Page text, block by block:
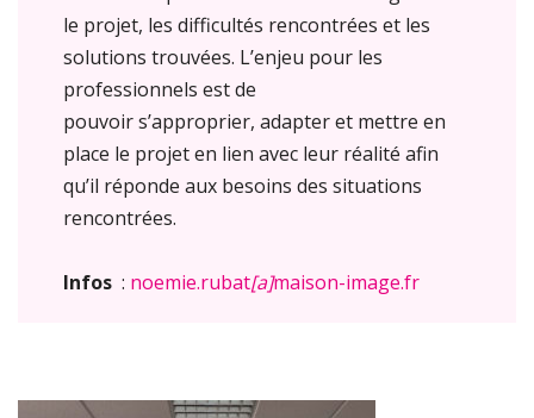
le projet, les difficultés rencontrées et les
solutions trouvées. L’enjeu pour les
professionnels est de
pouvoir s’approprier, adapter et mettre en
place le projet en lien avec leur réalité afin
qu’il réponde aux besoins des situations
rencontrées.
Infos : noemie.rubat[a]maison-image.fr